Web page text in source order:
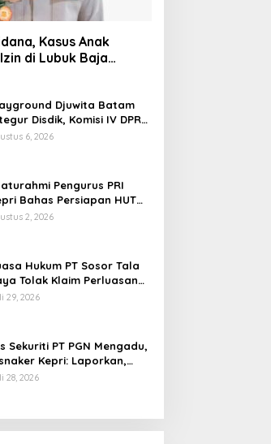
Kasus Anak
di Lubuk Baja
Djuwita Batam
Disdik, Komisi IV DPRD
Sidak
6, 2026
Pengurus PRI
Bahas Persiapan HUT
1 dan Penguatan
2, 2026
Hukum PT Sosor Tala
Tolak Klaim Perluasan
Tua Batu Merah
29, 2026
Sekuriti PT PGN Mengadu,
Kepri: Laporkan,
Tindak Lanjuti
28, 2026